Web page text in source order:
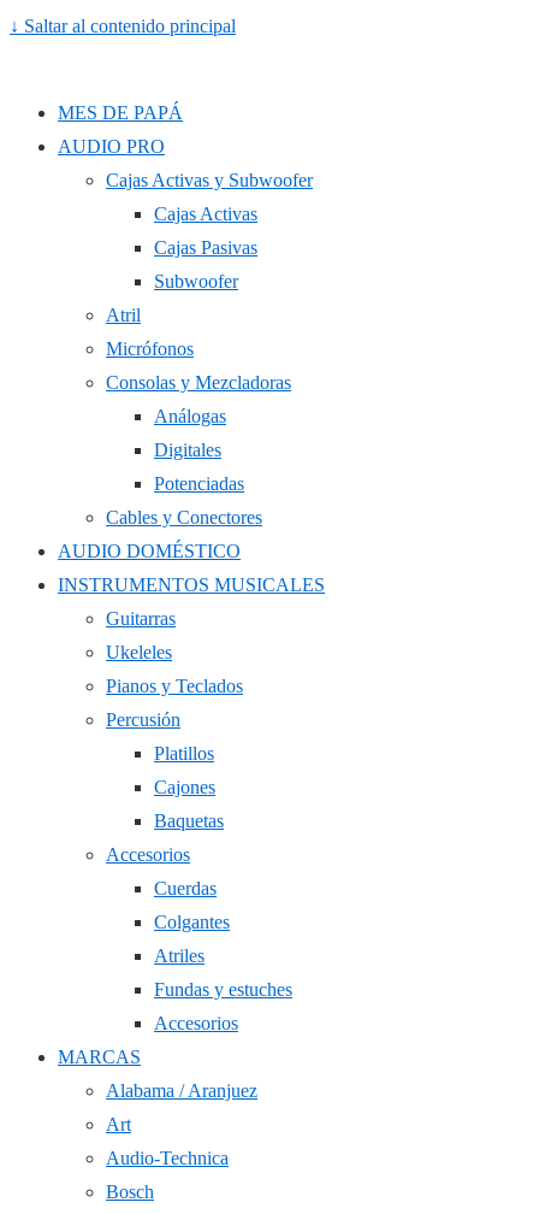
↓ Saltar al contenido principal
MES DE PAPÁ
AUDIO PRO
Cajas Activas y Subwoofer
Cajas Activas
Cajas Pasivas
Subwoofer
Atril
Micrófonos
Consolas y Mezcladoras
Análogas
Digitales
Potenciadas
Cables y Conectores
AUDIO DOMÉSTICO
INSTRUMENTOS MUSICALES
Guitarras
Ukeleles
Pianos y Teclados
Percusión
Platillos
Cajones
Baquetas
Accesorios
Cuerdas
Colgantes
Atriles
Fundas y estuches
Accesorios
MARCAS
Alabama / Aranjuez
Art
Audio-Technica
Bosch